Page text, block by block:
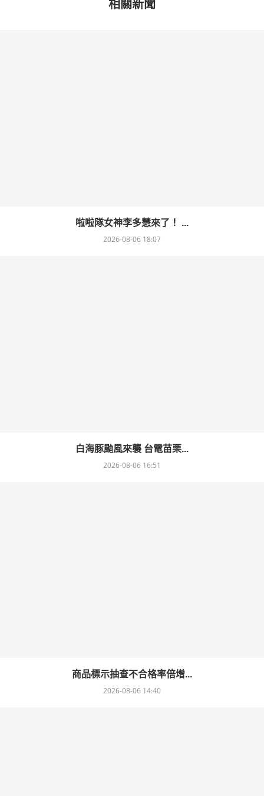
相關新聞
啦啦隊女神李多慧來了！ ...
2026-08-06 18:07
白海豚颱風來襲 台電苗栗...
2026-08-06 16:51
商品標示抽查不合格率倍增...
2026-08-06 14:40